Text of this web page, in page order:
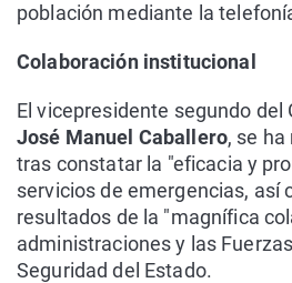
población mediante la
Colaboración institucional
El vicepresidente segundo del
José Manuel Caballero, se
tras constatar la "eficacia y
servicios de emergencias, así
resultados de la "magnífica
administraciones y las
Seguridad del Estado.